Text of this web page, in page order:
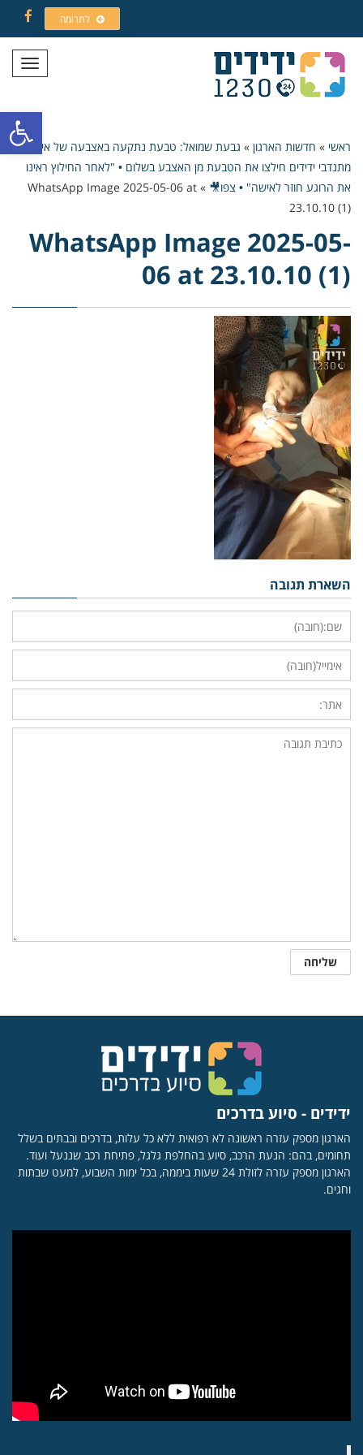
פתח
לתרומה
תפריט
ראשי » חדשות הארגון » גבעת שמואל: טבעת נתקעה באצבעה של אישה,
מתנדבי ידידים חילצו את הטבעת מן האצבע בשלום • "לאחר החילוץ ראינו
את הרוגע חוזר לאישה" • צפו🎥 »
WhatsApp Image 2025-05-06 at
23.10.10 (1)
WhatsApp Image 2025-05-
06 at 23.10.10 (1)
השארת תגובה
ידידים - סיוע בדרכים
הארגון מספק עזרה ראשונה לא רפואית ללא כל עלות, בדרכים ובבתים בשלל
תחומים, בהם: הנעת הרכב, סיוע בהחלפת גלגל, פתיחת רכב שננעל ועוד.
הארגון מספק עזרה לזולת 24 שעות ביממה, בכל ימות השבוע, למעט שבתות
וחגים.